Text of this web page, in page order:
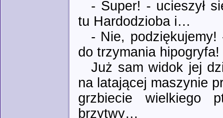
- Super! - ucieszył
tu Hardodzioba i…
- Nie,
do trzymania hipogryfa!
Już sam widok jej
na latającej maszynie
grzbiecie wielkiego
brzytwy…